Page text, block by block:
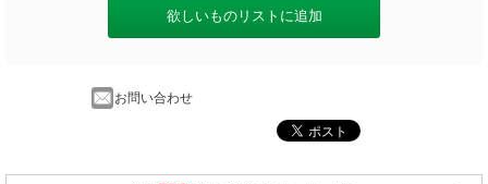
欲しいものリストに追加
お問い合わせ